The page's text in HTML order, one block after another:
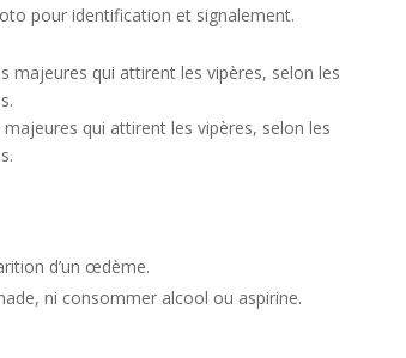
pour identification et signalement.
qui attirent les vipères, selon les
d’un œdème.
ni consommer alcool ou aspirine.